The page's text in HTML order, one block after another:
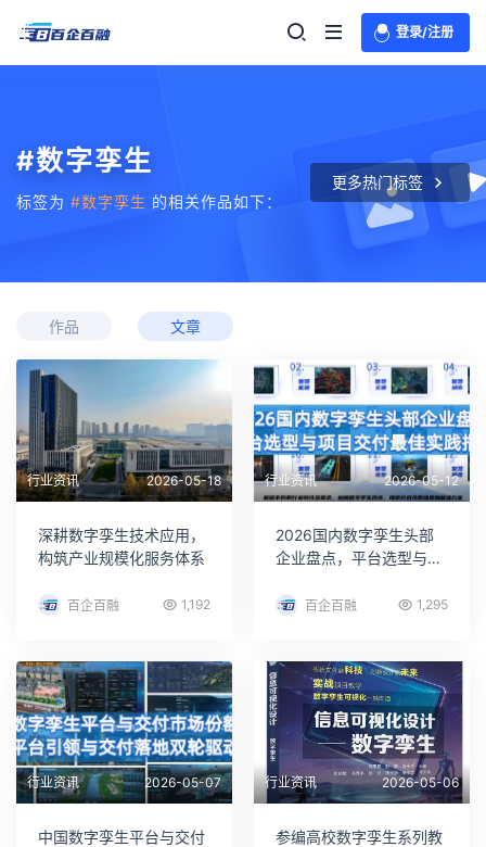
登录/注册
#数字孪生
标签为 #数字孪生 的相关作品如下：
更多热门标签
作品 文章
行业资讯 2026-05-18
深耕数字孪生技术应用，
构筑产业规模化服务体系
百企百融 1,192
行业资讯 2026-05-12
2026国内数字孪生头部
企业盘点，平台选型与项
百企百融 1,295
行业资讯 2026-05-07
中国数字孪生平台与交付
行业资讯 2026-05-06
参编高校数字孪生系列教